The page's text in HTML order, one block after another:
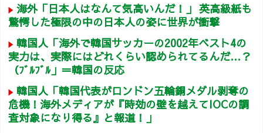
海外「日本人はなんて気高いんだ！」 英高級紙も
驚愕した極限の中の日本人の姿に世界が衝撃
韓国人「海外で韓国サッカーの2002年ベスト4の
実力は、実際にはどれくらい認められてるんだ…？
（ﾌﾞﾙﾌﾞﾙ」＝韓国の反応
韓国人「韓国代表がロンドン五輪銅メダル剥奪の
危機！海外メディアが『時効の壁を越えてIOCの調
査対象になり得る』と報道！」